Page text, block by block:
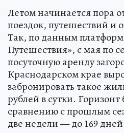
Летом начинается пора
поездок, путешествий и
Так, по данным
Путешествия», с мая по
посуточную аренду
Краснодарском крае
забронировать такое
рублей в сутки.
сравнению с прошлым
две недели — до 169